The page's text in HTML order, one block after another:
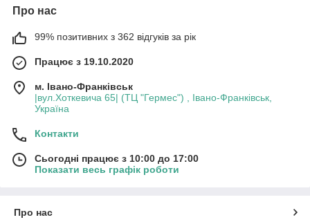
Про нас
99% позитивних з 362 відгуків за рік
Працює з 19.10.2020
м. Івано-Франківськ
|вул.Хоткевича 65| (ТЦ "Гермес") , Івано-Франківськ,
Україна
Контакти
Сьогодні працює з 10:00 до 17:00
Показати весь графік роботи
Про нас